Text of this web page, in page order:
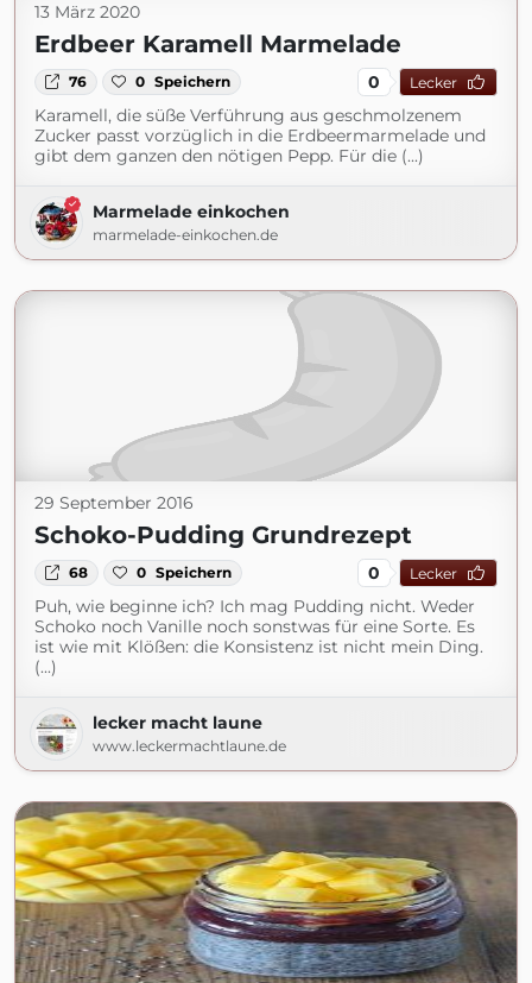
13 März 2020
Erdbeer Karamell Marmelade
76 0 Speichern 0 Lecker
Karamell, die süße Verführung aus geschmolzenem
Zucker passt vorzüglich in die Erdbeermarmelade und
gibt dem ganzen den nötigen Pepp. Für die (...)
Marmelade einkochen
marmelade-einkochen.de
29 September 2016
Schoko-Pudding Grundrezept
68 0 Speichern 0 Lecker
Puh, wie beginne ich? Ich mag Pudding nicht. Weder
Schoko noch Vanille noch sonstwas für eine Sorte. Es
ist wie mit Klößen: die Konsistenz ist nicht mein Ding.
(...)
lecker macht laune
www.leckermachtlaune.de